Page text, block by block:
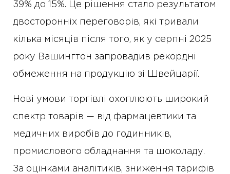
39% до 15%. Це рішення стало результатом
двосторонніх переговорів, які тривали
кілька місяців після того, як у серпні 2025
року Вашингтон запровадив рекордні
обмеження на продукцію зі Швейцарії.
Нові умови торгівлі охоплюють широкий
спектр товарів — від фармацевтики та
медичних виробів до годинників,
промислового обладнання та шоколаду.
За оцінками аналітиків, зниження тарифів